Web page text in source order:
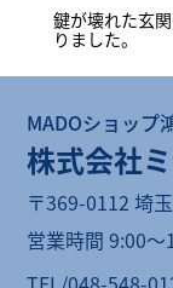
鍵が壊れた玄
りました。
MADOショップ
株式会社
〒369-0112 埼
営業時間 9:00